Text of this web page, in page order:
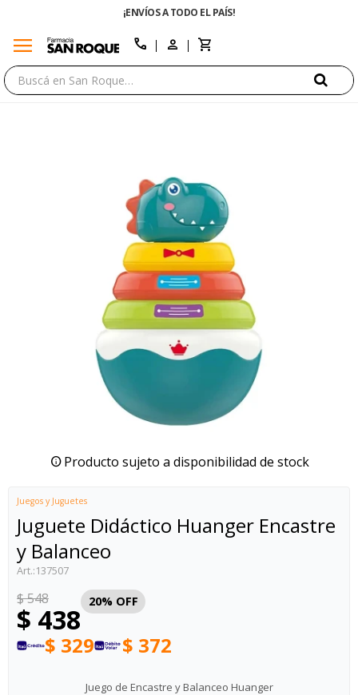
¡ENVÍOS A TODO EL PAÍS!
menu call
Producto sujeto a disponibilidad de stock
Juegos y Juguetes
Juguete Didáctico Huanger Encastre
y Balanceo
137507
$ 438
$548 20
$ 329 $ 372
Juego de Encastre y Balanceo Huanger
close